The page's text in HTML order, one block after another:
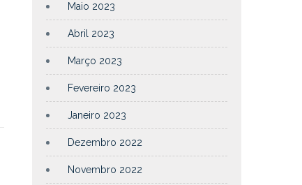
Maio 2023
Abril 2023
Março 2023
Fevereiro 2023
Janeiro 2023
Dezembro 2022
Novembro 2022